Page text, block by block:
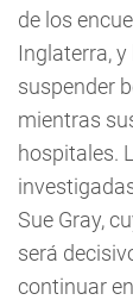
de los
Inglaterra,
suspender
mientras
hospitales.
Sue Gray,
será
continuar